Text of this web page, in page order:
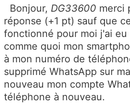
Bonjour, DG33600 merci
réponse (+1 pt) sauf que
fonctionné pour moi j'ai eu
comme quoi mon
à mon numéro de
supprimé WhatsApp sur
nouveau mon compte
téléphone à nouveau.